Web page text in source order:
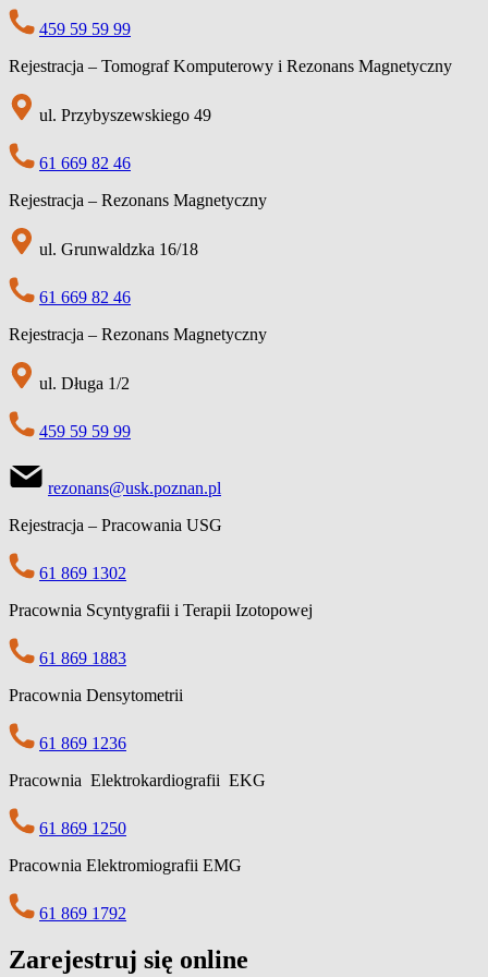
459 59 59 99
Rejestracja – Tomograf Komputerowy i Rezonans Magnetyczny
ul. Przybyszewskiego 49
61 669 82 46
Rejestracja – Rezonans Magnetyczny
ul. Grunwaldzka 16/18
61 669 82 46
Rejestracja – Rezonans Magnetyczny
ul. Długa 1/2
459 59 59 99
rezonans@usk.poznan.pl
Rejestracja – Pracowania USG
61 869 1302
Pracownia Scyntygrafii i Terapii Izotopowej
61 869 1883
Pracownia Densytometrii
61 869 1236
Pracownia Elektrokardiografii EKG
61 869 1250
Pracownia Elektromiografii EMG
61 869 1792
Zarejestruj się online